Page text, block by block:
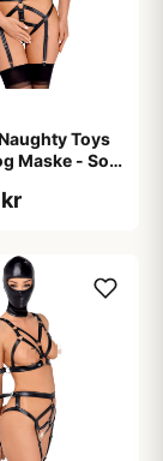
Toys
Maske - Sort